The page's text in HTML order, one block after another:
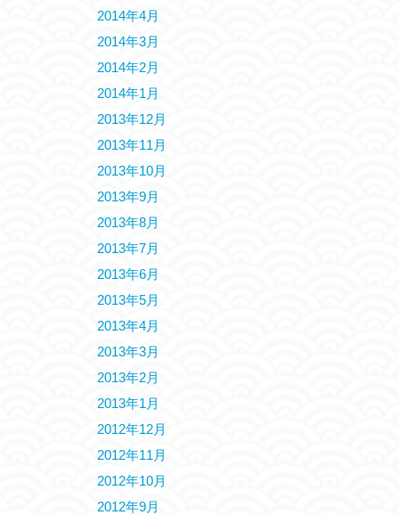
2014年4月
2014年3月
2014年2月
2014年1月
2013年12月
2013年11月
2013年10月
2013年9月
2013年8月
2013年7月
2013年6月
2013年5月
2013年4月
2013年3月
2013年2月
2013年1月
2012年12月
2012年11月
2012年10月
2012年9月